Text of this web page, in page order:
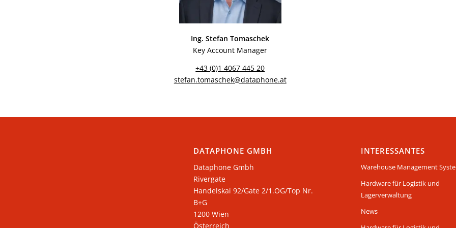
Ing. Stefan Tomaschek
Key Account Manager
+43 (0)1 4067 445 20
stefan.tomaschek@dataphone.at
DATAPHONE GMBH
Dataphone Gmbh
Rivergate
​Handelskai 92/Gate 2/1.OG/Top Nr.
B+G
1200 Wien
Österreich
INTERESSANTES
Warehouse Management
Hardware für Logistik und
Lagerverwaltung
News